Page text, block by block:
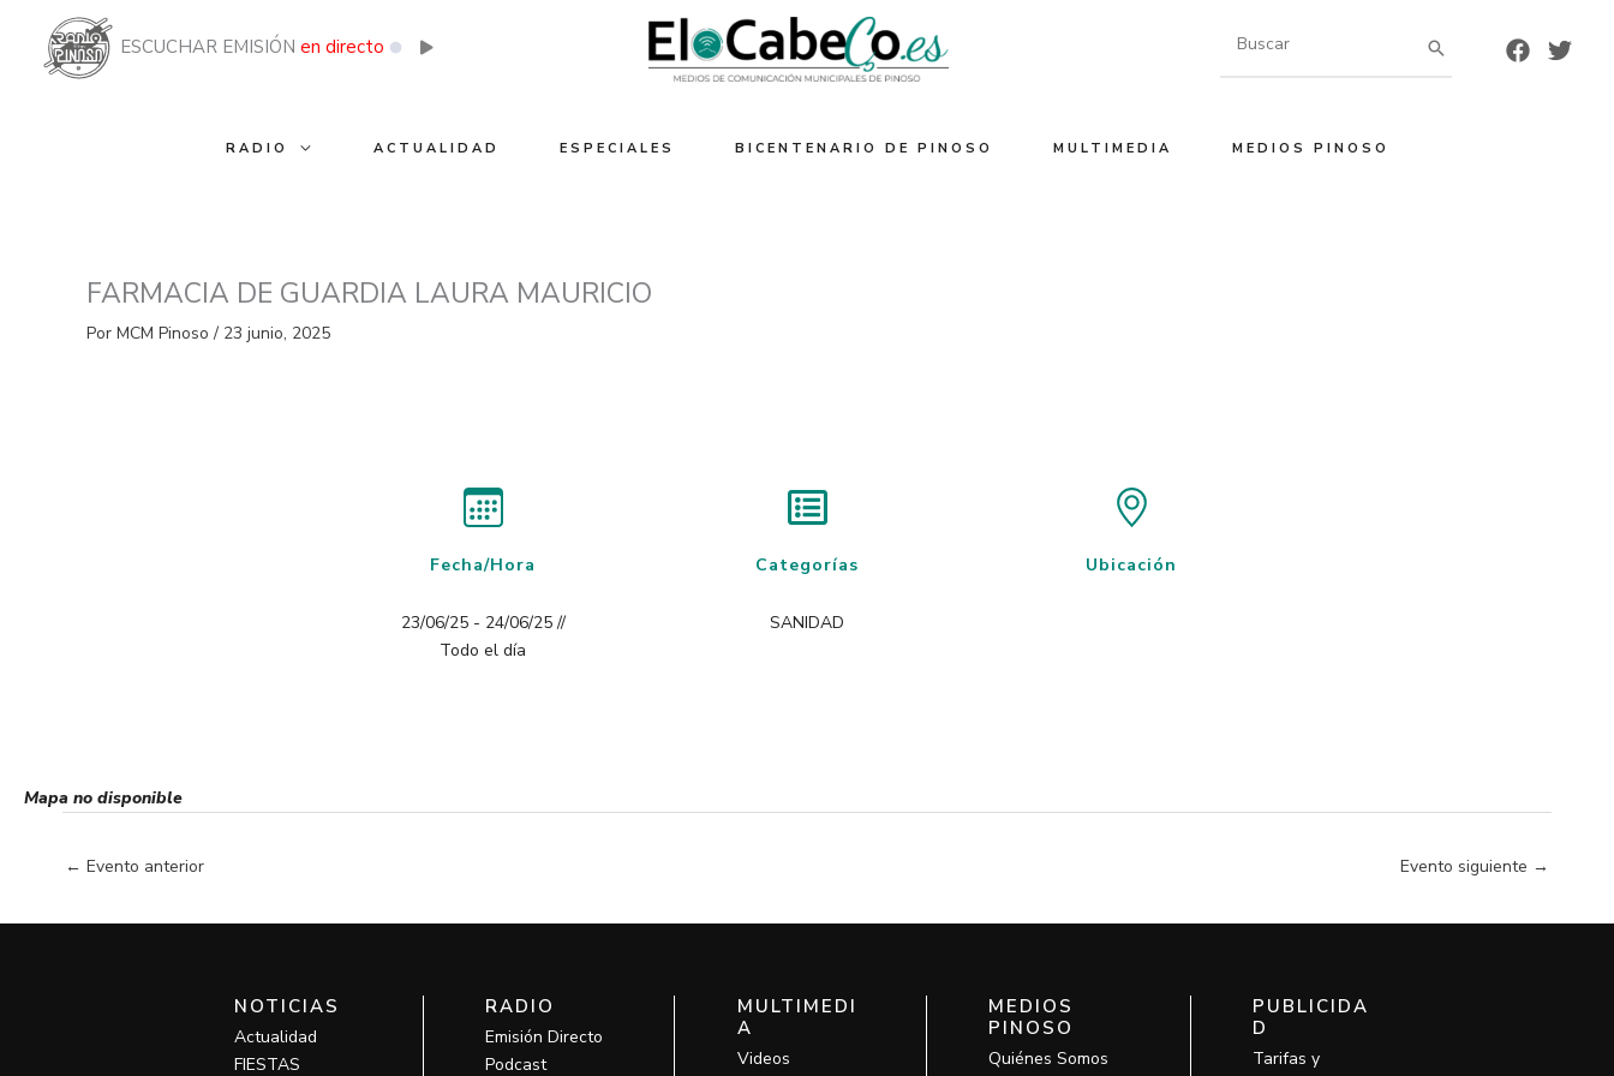
contenido
ESCUCHAR EMISIÓN en directo
por:
RADIO ACTUALIDAD ESPECIALES BICENTENARIO DE PINOSO MULTIMEDIA MEDIOS PINOSO
FARMACIA DE GUARDIA LAURA MAURICIO
Por MCM Pinoso / 23 junio, 2025
Fecha/Hora
23/06/25 - 24/06/25 //
Todo el día
Categorías
SANIDAD
Ubicación
Mapa no disponible
← Evento anterior Evento siguiente →
NOTICIAS
Actualidad
FIESTAS
RADIO
Emisión Directo
Podcast
MULTIMEDI
A
Videos
MEDIOS
PINOSO
Quiénes Somos
PUBLICIDA
D
Tarifas y